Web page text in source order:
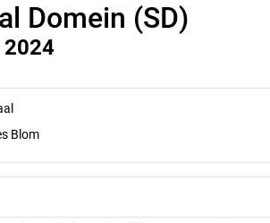
Domein (SD)
2024
Blom